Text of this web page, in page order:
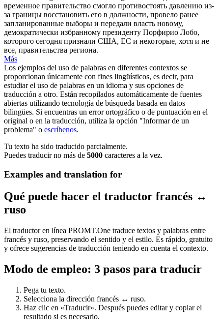
временное правительство смогло противостоять давлению из-
за границы восстановить его в должности, провело ранее
запланированные выборы и передали власть новому,
демократически избранному президенту Порфирио Лобо,
которого сегодня признали США, ЕС и некоторые, хотя и не
все, правительства региона.
Más
Los ejemplos del uso de palabras en diferentes contextos se
proporcionan únicamente con fines lingüísticos, es decir, para
estudiar el uso de palabras en un idioma y sus opciones de
traducción a otro. Están recopilados automáticamente de fuentes
abiertas utilizando tecnología de búsqueda basada en datos
bilingües. Si encuentras un error ortográfico o de puntuación en el
original o en la traducción, utiliza la opción "Informar de un
problema" o escríbenos.
Tu texto ha sido traducido parcialmente.
Puedes traducir no más de 5000 caracteres a la vez.
Examples and translation for
Qué puede hacer el traductor francés ↔
ruso
El traductor en línea PROMT.One traduce textos y palabras entre
francés y ruso, preservando el sentido y el estilo. Es rápido, gratuito
y ofrece sugerencias de traducción teniendo en cuenta el contexto.
Modo de empleo: 3 pasos para traducir
Pega tu texto.
Selecciona la dirección francés ↔ ruso.
Haz clic en «Traducir». Después puedes editar y copiar el
resultado si es necesario.